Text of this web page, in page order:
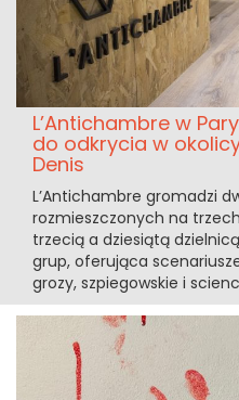
L’Antichambre w
do odkrycia w
Denis
L’Antichambre gromadzi
rozmieszczonych na
trzecią a dziesiątą
grup, oferująca
grozy, szpiegowskie i